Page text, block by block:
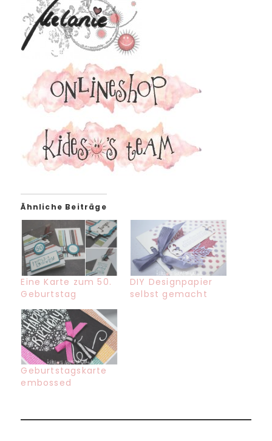
Ähnliche Beiträge
Eine Karte zum 50.
Geburtstag
DIY Designpapier
selbst gemacht
Geburtstagskarte
embossed